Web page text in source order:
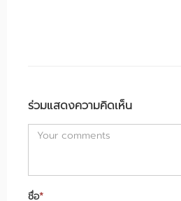
ร่วมแสดงความคิดเห็น
ชื่อ*